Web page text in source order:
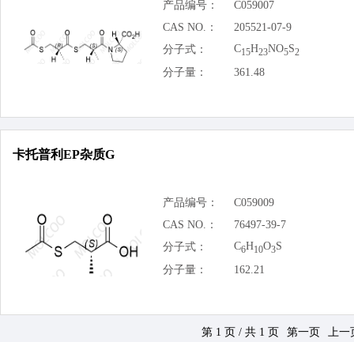
产品编号：
C059007
CAS NO.：
205521-07-9
分子式：
C15H23NO5S2
分子量： 361.48
卡托普利EP杂质G
产品编号：
C059009
CAS NO.：
76497-39-7
分子式：
C6H10O3S
分子量：
162.21
第 1 页 / 共 1 页 第一页 上一